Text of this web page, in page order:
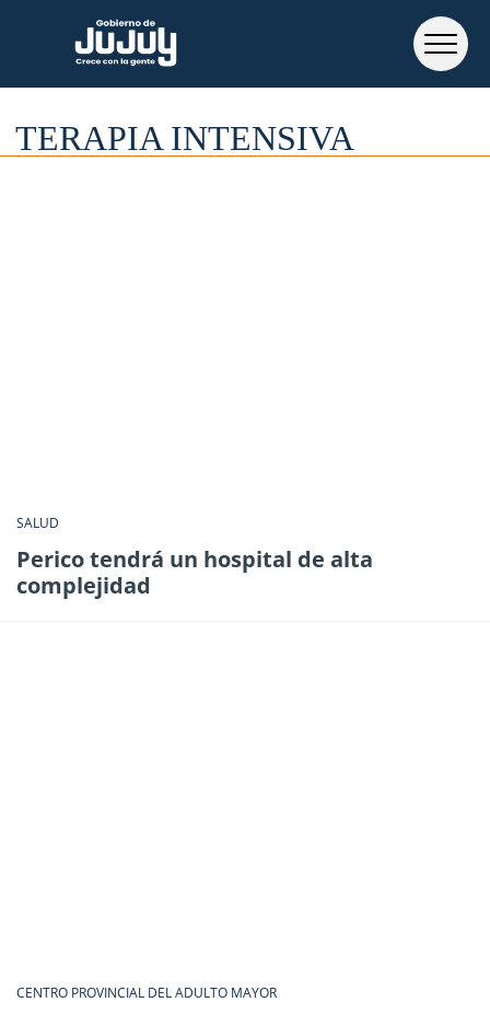
TERAPIA INTENSIVA
SALUD
Perico tendrá un hospital de alta
complejidad
CENTRO PROVINCIAL DEL ADULTO MAYOR